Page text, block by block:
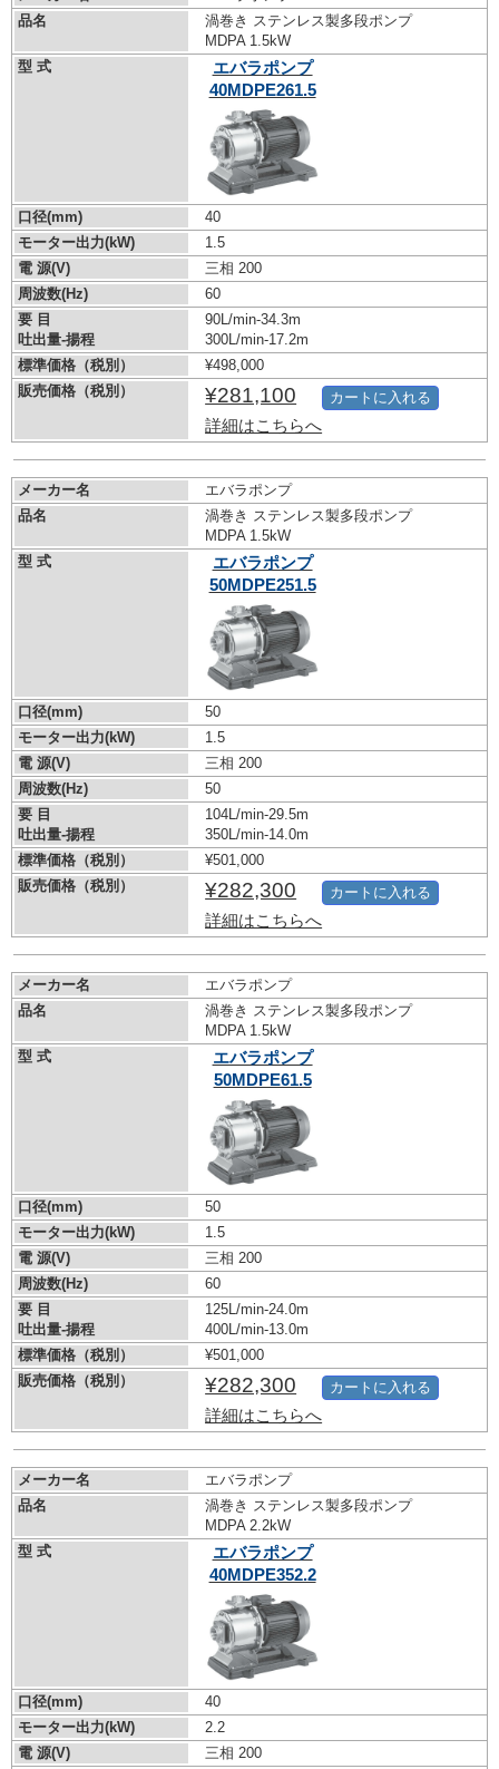
品名
渦巻き ステンレス製多段ポンプ
MDPA 1.5kW
型 式
エバラポンプ
40MDPE261.5
口径(mm)
40
モーター出力(kW)
1.5
電 源(V)
三相 200
周波数(Hz)
60
要 目
吐出量-揚程
90L/min-34.3m
300L/min-17.2m
標準価格（税別）
¥498,000
販売価格（税別）
¥281,100
詳細はこちらへ
カートに入れる
メーカー名
エバラポンプ
品名
渦巻き ステンレス製多段ポンプ
MDPA 1.5kW
型 式
エバラポンプ
50MDPE251.5
口径(mm)
50
モーター出力(kW)
1.5
電 源(V)
三相 200
周波数(Hz)
50
要 目
吐出量-揚程
104L/min-29.5m
350L/min-14.0m
標準価格（税別）
¥501,000
販売価格（税別）
¥282,300
詳細はこちらへ
カートに入れる
メーカー名
エバラポンプ
品名
渦巻き ステンレス製多段ポンプ
MDPA 1.5kW
型 式
エバラポンプ
50MDPE61.5
口径(mm)
50
モーター出力(kW)
1.5
電 源(V)
三相 200
周波数(Hz)
60
要 目
吐出量-揚程
125L/min-24.0m
400L/min-13.0m
標準価格（税別）
¥501,000
販売価格（税別）
¥282,300
詳細はこちらへ
カートに入れる
メーカー名
エバラポンプ
品名
渦巻き ステンレス製多段ポンプ
MDPA 2.2kW
型 式
エバラポンプ
40MDPE352.2
口径(mm)
40
モーター出力(kW)
2.2
電 源(V)
三相 200